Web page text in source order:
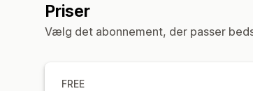
Priser
Vælg det abonnement, der passer
FREE